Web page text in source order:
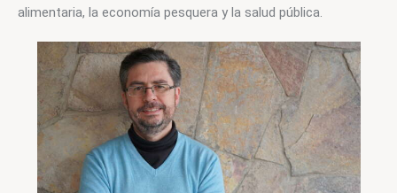
alimentaria, la economía pesquera y la salud pública.